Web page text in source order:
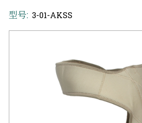
型号: 3-01-AKSS